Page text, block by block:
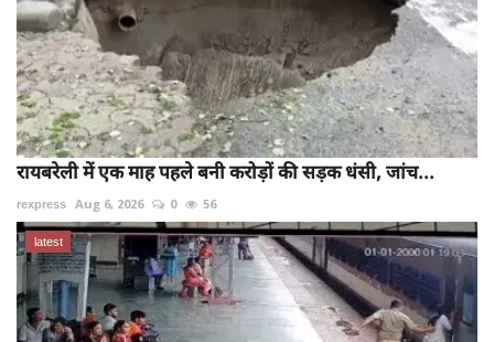
रायबरेली में एक माह पहले बनी करोड़ों की सड़क धंसी, जांच...
rexpress Aug 6, 2026 0 56
latest